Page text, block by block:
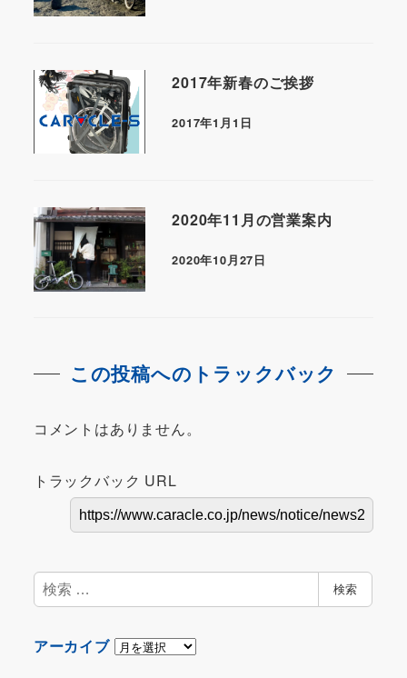
2017年新春のご挨拶
2017年1月1日
2020年11月の営業案内
2020年10月27日
この投稿へのトラックバック
コメントはありません。
トラックバック URL
検
索
検索
アーカイブ ア